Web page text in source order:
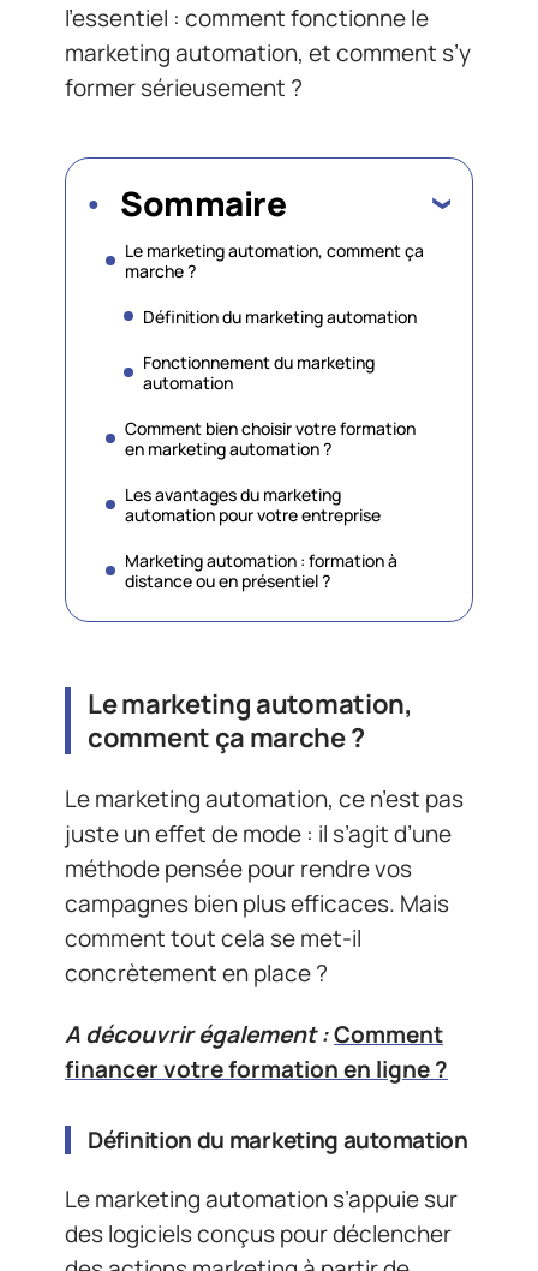
l’essentiel : comment fonctionne le
marketing automation, et comment s’y
former sérieusement ?
Sommaire
Le marketing automation, comment ça
marche ?
Définition du marketing automation
Fonctionnement du marketing
automation
Comment bien choisir votre formation
en marketing automation ?
Les avantages du marketing
automation pour votre entreprise
Marketing automation : formation à
distance ou en présentiel ?
Le marketing automation,
comment ça marche ?
Le marketing automation, ce n’est pas
juste un effet de mode : il s’agit d’une
méthode pensée pour rendre vos
campagnes bien plus efficaces. Mais
comment tout cela se met-il
concrètement en place ?
A découvrir également :Comment
financer votre formation en ligne ?
Définition du marketing automation
Le marketing automation s’appuie sur
des logiciels conçus pour déclencher